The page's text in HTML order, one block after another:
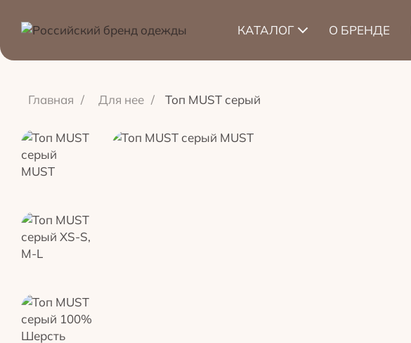
КАТАЛОГ О БРЕНДЕ
Главная / Для нее / Топ MUST серый